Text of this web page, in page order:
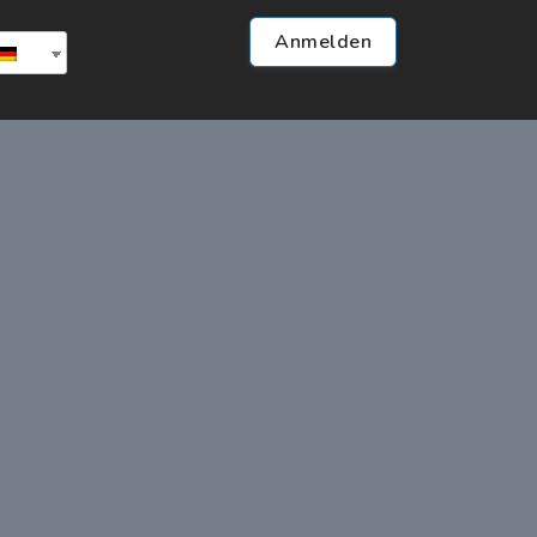
Anmelden